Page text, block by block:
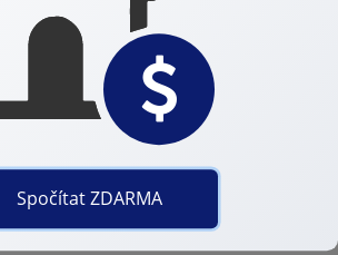
dokážou udělat z průměrného bytu lákavý
napsaný popis by měl nejen informovat, ale
v zájemci chuť přijít se podívat osobně.
správně zacílit a dostat ji k co nejširšímu
inzerci na různých realitních serverech, ale
sociálních sítích nebo oslovení zájemců
je spolupráce s makléřem často zásadní.
ale i kvůli cenným zkušenostem
Spočítat ZDARMA